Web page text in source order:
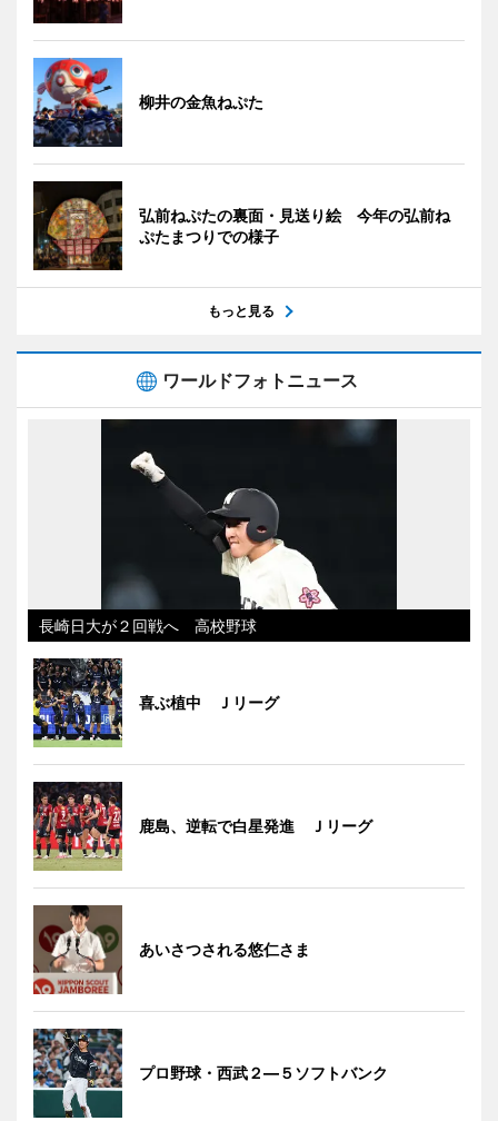
柳井の金魚ねぷた
弘前ねぷたの裏面・見送り絵 今年の弘前ね
ぷたまつりでの様子
もっと見る
ワールドフォトニュース
長崎日大が２回戦へ 高校野球
喜ぶ植中 Ｊリーグ
鹿島、逆転で白星発進 Ｊリーグ
あいさつされる悠仁さま
プロ野球・西武２―５ソフトバンク